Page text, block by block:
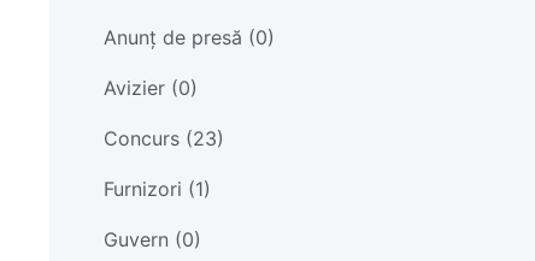
Anunț de presă (0)
Avizier (0)
Concurs (23)
Furnizori (1)
Guvern (0)